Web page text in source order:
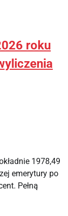
roku
1978,49
emerytury po
Pełną